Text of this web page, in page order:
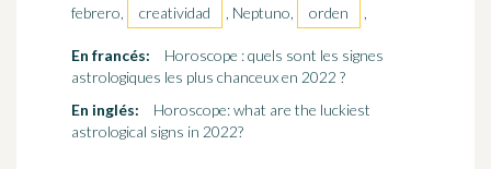
febrero,
creatividad , Neptuno, orden ,
En francés:
Horoscope : quels sont les signes
astrologiques les plus chanceux en 2022 ?
En inglés:
Horoscope: what are the luckiest
astrological signs in 2022?